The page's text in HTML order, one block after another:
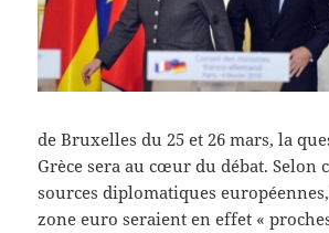
de Bruxelles du 25 et 26 mars, la
Grèce sera au cœur du débat. Selon
sources diplomatiques
zone euro seraient en effet «